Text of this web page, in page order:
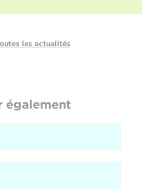
les actualités
également